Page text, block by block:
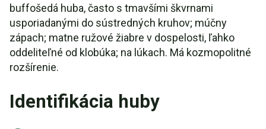
buffošedá huba, často s tmavšími škvrnami
usporiadanými do sústredných kruhov; múčny
zápach; matne ružové žiabre v dospelosti, ľahko
oddeliteľné od klobúka; na lúkach. Má kozmopolitné
rozšírenie.
Identifikácia huby